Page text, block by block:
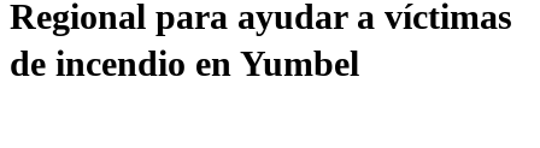
Colo Colo
Motor
Entretención
Noticias
Vida Social
Regional para ayudar a víctimas
de incendio en Yumbel